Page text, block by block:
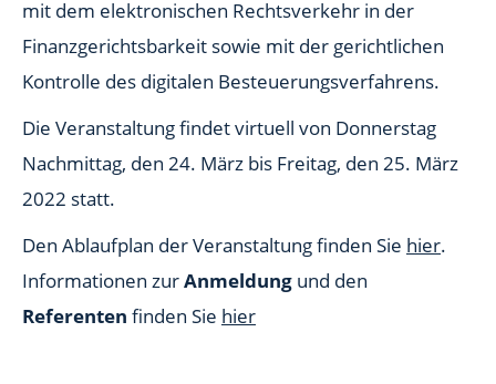
mit dem elektronischen Rechtsverkehr in der
Finanzgerichtsbarkeit sowie mit der gerichtlichen
Kontrolle des digitalen Besteuerungsverfahrens.
Die Veranstaltung findet virtuell von Donnerstag
Nachmittag, den 24. März bis Freitag, den 25. März
2022 statt.
Den Ablaufplan der Veranstaltung finden Sie hier.
Informationen zurAnmeldung und den
Referenten finden Sie hier